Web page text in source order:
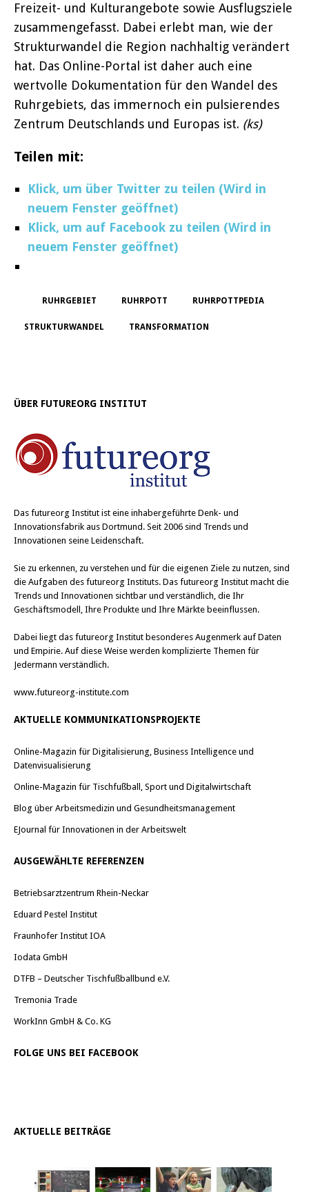
Freizeit- und Kulturangebote sowie Ausflugsziele
zusammengefasst. Dabei erlebt man, wie der
Strukturwandel die Region nachhaltig verändert
hat. Das Online-Portal ist daher auch eine
wertvolle Dokumentation für den Wandel des
Ruhrgebiets, das immernoch ein pulsierendes
Zentrum Deutschlands und Europas ist. (ks)
Teilen mit:
Klick, um über Twitter zu teilen (Wird in
neuem Fenster geöffnet)
Klick, um auf Facebook zu teilen (Wird in
neuem Fenster geöffnet)
RUHRGEBIET RUHRPOTT RUHRPOTTPEDIA
STRUKTURWANDEL TRANSFORMATION
ÜBER FUTUREORG INSTITUT
Das futureorg Institut ist eine inhabergeführte Denk- und
Innovationsfabrik aus Dortmund. Seit 2006 sind Trends und
Innovationen seine Leidenschaft.
Sie zu erkennen, zu verstehen und für die eigenen Ziele zu nutzen, sind
die Aufgaben des futureorg Instituts. Das futureorg Institut macht die
Trends und Innovationen sichtbar und verständlich, die Ihr
Geschäftsmodell, Ihre Produkte und Ihre Märkte beeinflussen.
Dabei liegt das futureorg Institut besonderes Augenmerk auf Daten
und Empirie. Auf diese Weise werden komplizierte Themen für
Jedermann verständlich.
www.futureorg-institute.com
AKTUELLE KOMMUNIKATIONSPROJEKTE
Online-Magazin für Digitalisierung, Business Intelligence und
Datenvisualisierung
Online-Magazin für Tischfußball, Sport und Digitalwirtschaft
Blog über Arbeitsmedizin und Gesundheitsmanagement
EJournal für Innovationen in der Arbeitswelt
AUSGEWÄHLTE REFERENZEN
Betriebsarztzentrum Rhein-Neckar
Eduard Pestel Institut
Fraunhofer Institut IOA
Iodata GmbH
DTFB – Deutscher Tischfußballbund e.V.
Tremonia Trade
WorkInn GmbH & Co. KG
FOLGE UNS BEI FACEBOOK
AKTUELLE BEITRÄGE